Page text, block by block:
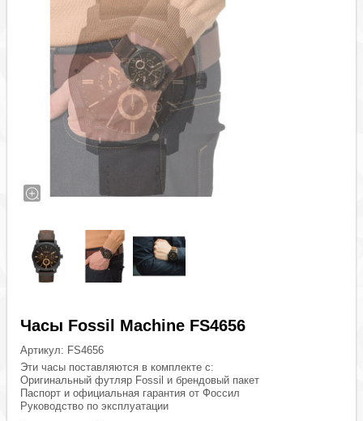
Часы Fossil Machine FS4656
Артикул: FS4656
Эти часы поставляются в комплекте с:
Оригинальный футляр Fossil и брендовый пакет
Паспорт и официальная гарантия от Фоссил
Руководство по эксплуатации